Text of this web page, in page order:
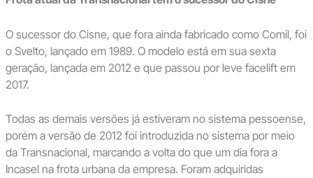
O sucessor do Cisne, que fora ainda fabricado como Comil, foi
o Svelto, lançado em 1989. O modelo está em sua sexta
geração, lançada em 2012 e que passou por leve facelift em
2017.
Todas as demais versões já estiveram no sistema pessoense,
porém a versão de 2012 foi introduzida no sistema por meio
da Transnacional, marcando a volta do que um dia fora a
Incasel na frota urbana da empresa. Foram adquiridas